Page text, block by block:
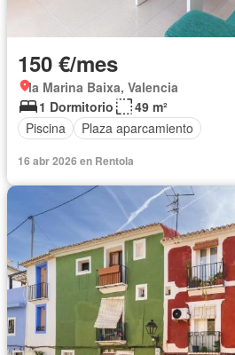
150 €/mes
la Marina Baixa, Valencia
1 Dormitorio
49 m²
Piscina
Plaza aparcamiento
16 abr 2026 en Rentola